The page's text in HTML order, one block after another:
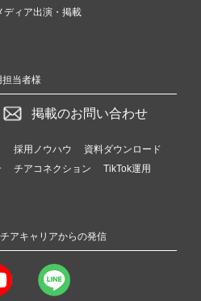
ディア出演・掲載
当者様
掲載のお問い合わせ
採用ノウハウ
資料ダウンロード
チアコネクション
TikTok運用
チアキャリアからの発信